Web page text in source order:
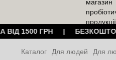
1500 ГРН |
Каталог Для людей Для